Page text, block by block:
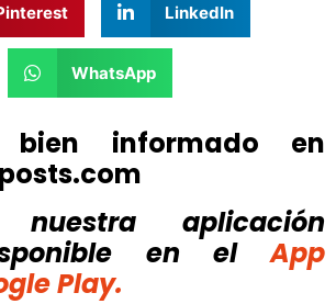
LinkedIn
WhatsApp
bien informado en
nuestra aplicación
en el
App
Play.